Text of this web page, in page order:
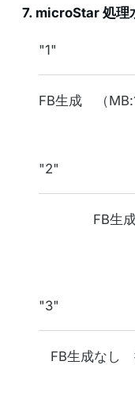
7. microStar 処理
表記
ピークサイズ
"1"
FB生成 （
"2"
FB生
"3"
FB生成なし